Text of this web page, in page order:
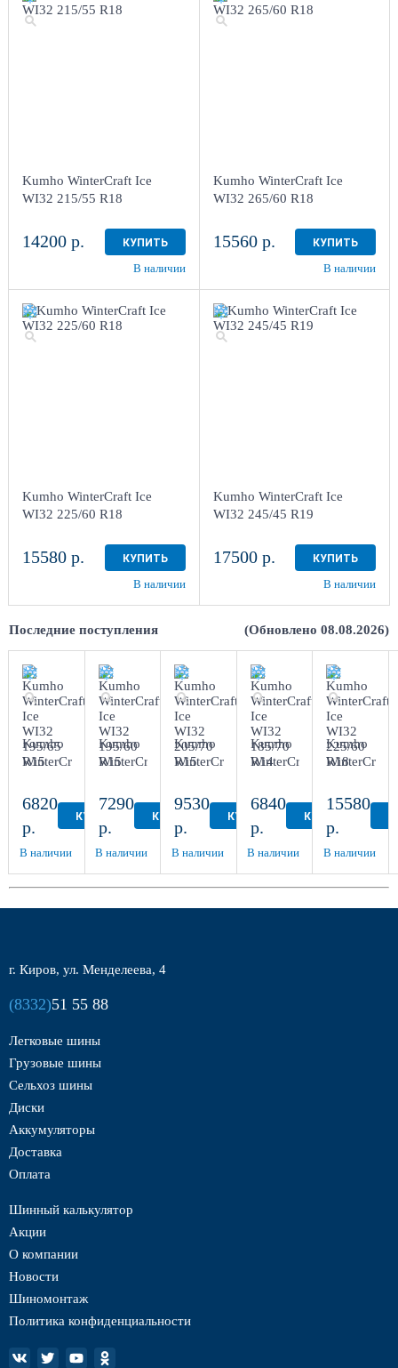
Kumho WinterCraft Ice
WI32 215/55 R18
14200 р. КУПИТЬ
В наличии
Kumho WinterCraft Ice
WI32 265/60 R18
15560 р. КУПИТЬ
В наличии
Kumho WinterCraft Ice
WI32 225/60 R18
15580 р. КУПИТЬ
В наличии
Kumho WinterCraft Ice
WI32 245/45 R19
17500 р. КУПИТЬ
В наличии
Последние поступления (Обновлено 08.08.2026)
Kumho
WinterCraft
WI32
R15
6820
р.
КУПИТЬ
В наличии
Kumho
WinterCraft
WI32
R15
7290
р.
КУПИТЬ
В наличии
Kumho
WinterCraft
WI32
R15
9530
р.
КУПИТЬ
В наличии
Kumho
WinterCraft
WI32
R14
6840
р.
КУПИТЬ
В наличии
Kumho
WinterCraft
WI32
R18
15580
р.
В наличии
г. Киров, ул. Менделеева, 4
(8332)51 55 88
Легковые шины
Грузовые шины
Сельхоз шины
Диски
Аккумуляторы
Доставка
Оплата
Шинный калькулятор
Акции
О компании
Новости
Шиномонтаж
Политика конфиденциальности